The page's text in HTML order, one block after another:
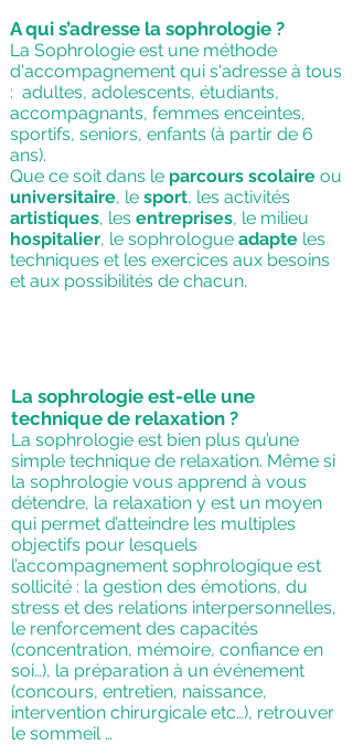
A qui s’adresse la sophrologie ?
La Sophrologie est une méthode
d'accompagnement qui s'adresse à tous
: adultes, adolescents, étudiants,
accompagnants, femmes enceintes,
sportifs, seniors, enfants (à partir de 6
ans).
Que ce soit dans le parcours scolaire ou
universitaire, le sport, les activités
artistiques, les entreprises, le milieu
hospitalier, le sophrologue adapte les
techniques et les exercices aux besoins
et aux possibilités de chacun.
La sophrologie est-elle une
technique de relaxation ?
La sophrologie est bien plus qu’une
simple technique de relaxation. Même si
la sophrologie vous apprend à vous
détendre, la relaxation y est un moyen
qui permet d’atteindre les multiples
objectifs pour lesquels
l’accompagnement sophrologique est
sollicité : la gestion des émotions, du
stress et des relations interpersonnelles,
le renforcement des capacités
(concentration, mémoire, confiance en
soi…), la préparation à un événement
(concours, entretien, naissance,
intervention chirurgicale etc…), retrouver
le sommeil …